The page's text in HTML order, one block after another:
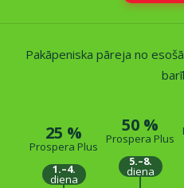
Pakāpeniska pāreja no
1.–4.
diena
25 %
Prospera Plus
5.–8.
diena
50 %
Prospera Plus